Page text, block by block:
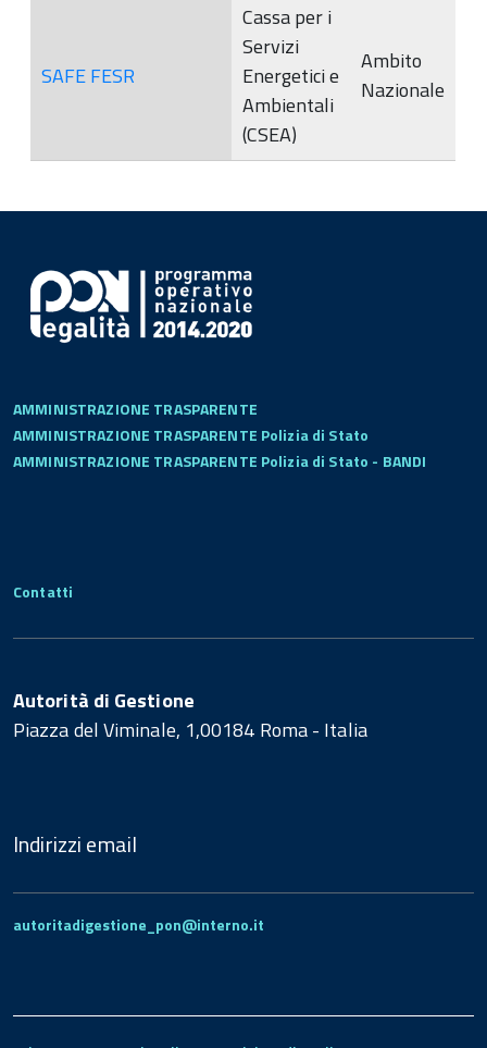
SAFE FESR
Cassa per i
Servizi
Energetici e
Ambientali
(CSEA)
Ambito
Nazionale
AMMINISTRAZIONE TRASPARENTE
AMMINISTRAZIONE TRASPARENTE Polizia di Stato
AMMINISTRAZIONE TRASPARENTE Polizia di Stato - BANDI
Contatti
Autorità di Gestione
Piazza del Viminale, 1,00184 Roma - Italia
Indirizzi email
autoritadigestione_pon@interno.it